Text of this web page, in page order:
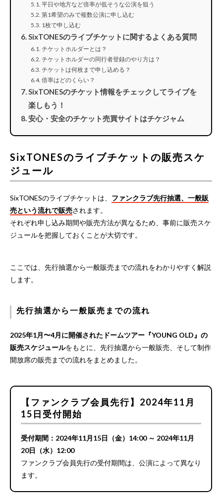
平日や地方など倍率が低そうな公演を狙う
第1希望のみで複数公演に申し込む
1枚で申し込む
SixTONESのライブチケットに関するよくある質問
チケットホルダーとは？
チケットホルダーの同行者登録のやり方は？
チケットは何枚まで申し込める？
倍率はどのくらい？
SixTONESのチケット情報をチェックしてライブを
楽しもう！
安心・安全のチケット売買サイトはチケジャム
SixTONESのライブチケットの販売スケ
ジュール
SixTONESのライブチケットは、 ファンクラブ先行抽選、一般販
売という流れで販売されます。
それぞれ申し込み期間や販売方法が異なるため、事前に販売スケ
ジュールを把握しておくことが大切です。
ここでは、先行抽選から一般販売までの流れをわかりやすく解説
します。
先行抽選から一般販売までの流れ
2025年1月〜4月に開催されたドームツアー『YOUNG OLD』の
販売スケジュールをもとに、先行抽選から一般販売、そして制作
開放席の販売までの流れをまとめました。
【ファンクラブ会員先行】2024年11月
15日受付開始
受付期間：2024年11月15日（金）14:00 ～ 2024年11月
20日（水）12:00
ファンクラブ会員先行の受付期間は、公演によって異なり
ます。